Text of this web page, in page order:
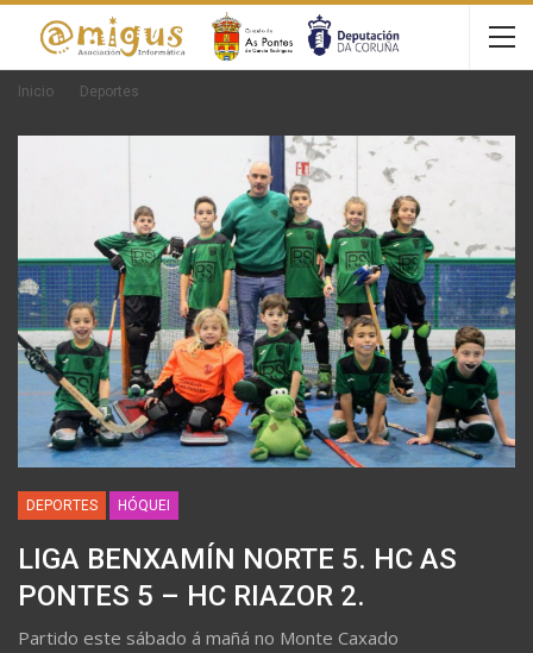
Inicio Deportes
DEPORTES HÓQUEI
LIGA BENXAMÍN NORTE 5. HC AS
PONTES 5 – HC RIAZOR 2.
Partido este sábado á mañá no Monte Caxado